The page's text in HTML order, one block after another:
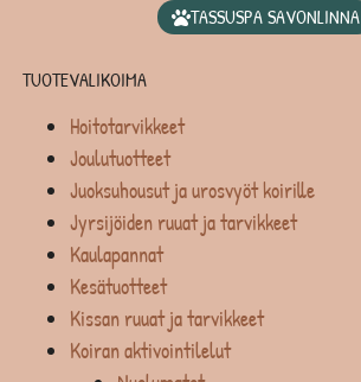
TASSUSPA SAVONLINNA
TUOTEVALIKOIMA
Hoitotarvikkeet
Joulutuotteet
Juoksuhousut ja urosvyöt koirille
Jyrsijöiden ruuat ja tarvikkeet
Kaulapannat
Kesätuotteet
Kissan ruuat ja tarvikkeet
Koiran aktivointilelut